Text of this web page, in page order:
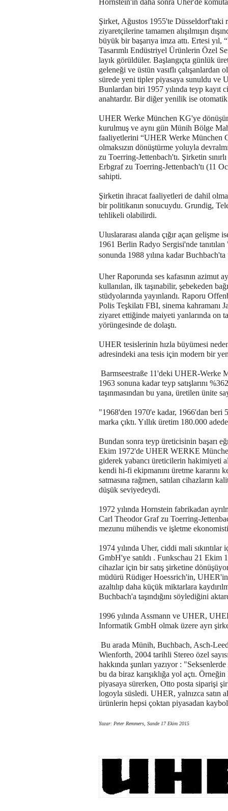
Hornstein'ın daha sonra Uher'de
Şirket, Ağustos 1955'te Düsseldorf'taki
ziyaretçilerine tamamen alışılmışın
büyük bir başarıya imza attı. Ertesi yıl,
Tasarımlı Endüstriyel Ürünlerin Özel
layık görüldüler. Başlangıçta günlük
geleneği ve üstün vasıflı çalışanlardan
sürede yeni tipler piyasaya sunuldu ve
Bunlardan biri 1957 yılında teyp kayıt
anahtardır. Bir diğer yenilik ise
UHER Werke München KG'ye
kurulmuş ve aynı gün Münih Bölge
faaliyetlerini “UHER Werke München
olmaksızın dönüştürme yoluyla
zu Toerring-Jettenbach'tı. Şirketin
Erbgraf zu Toerring-Jettenbach'tı (11
sahipti.
Şirketin ihracat faaliyetleri de dahil
bir politikanın sonucuydu. Grundig,
tehlikeli olabilirdi.
Uluslararası alanda çığır açan
1961 Berlin Radyo Sergisi'nde
sonunda 1988 yılına kadar
Uher Raporunda ses kafasının azimut
kullanılan, ilk taşınabilir, şebekeden
stüdyolarında yayınlandı. Raporu
Polis Teşkilatı FBI, sinema kahramanı
ziyaret ettiğinde maiyeti yanlarında on
yörüngesinde de dolaştı.
UHER tesislerinin hızla büyümesi
adresindeki ana tesis için modern bir
Barmseestraße 11'deki UHER-
1963 sonuna kadar teyp satışlarını
taşınmasından bu yana, üretilen ünite
"1968'den 1970'e kadar, 1966'dan beri
marka çıktı. Yıllık üretim 180.000
Bundan sonra teyp üreticisinin başarı
Ekim 1972'de UHER WERKE
giderek yabancı üreticilerin hakimiyeti
kendi hi-fi ekipmanını üretme kararını
satmasına rağmen, satılan cihazların
düşük seviyedeydi.
1972 yılında Hornstein fabrikadan
Carl Theodor Graf zu Toerring-
mezunu mühendis ve işletme
1974 yılında Uher, ciddi mali
GmbH'ye satıldı . Funkschau 21 Ekim
cihazlar için bir satış şirketine
müdürü Rüdiger Hoessrich'in,
azaltılıp daha küçük miktarlara
Buchbach'a taşındığını söylediğini
1996 yılında Assmann ve UHER,
Informatik GmbH olmak üzere ayrı
Bu arada Münih, Buchbach, Asch-
Wienforth, 2004 tarihli Stereo özel
hakkında şunları yazıyor :
bu da biraz karışıklığa yol açtı.
piyasaya sürerken, Otto posta siparişi
logoyla süsledi. UHER, yalnızca satın
ürünlerin hepsi çoktan piyasadan
Yazar: Peter Remmers, Sande 17 Ekim 2015